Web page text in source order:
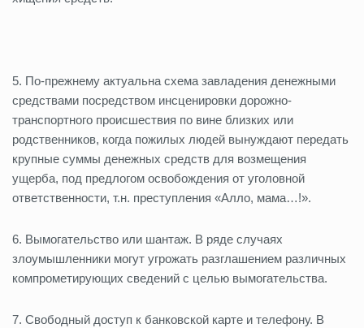
5. По-прежнему актуальна схема завладения денежными
средствами посредством инсценировки дорожно-
транспортного происшествия по вине близких или
родственников, когда пожилых людей вынуждают передать
крупные суммы денежных средств для возмещения
ущерба, под предлогом освобождения от уголовной
ответственности, т.н. преступления «Алло, мама…!».
6. Вымогательство или шантаж. В ряде случаях
злоумышленники могут угрожать разглашением различных
компрометирующих сведений с целью вымогательства.
7. Свободный доступ к банковской карте и телефону. В